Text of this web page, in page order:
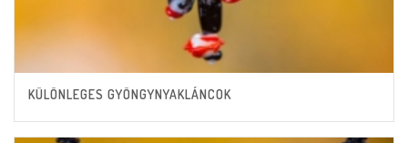
KÜLÖNLEGES GYÖNGYNYAKLÁNCOK